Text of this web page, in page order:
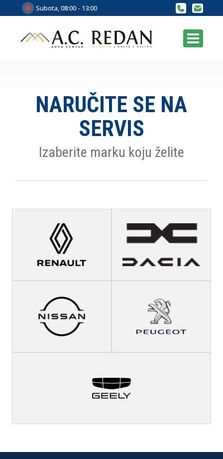
Subota, 08:00 - 13:00
NARUČITE SE NA
SERVIS
Izaberite marku koju želite